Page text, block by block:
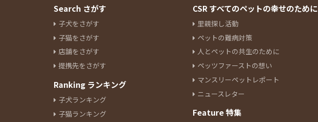
Search さがす
子犬をさがす
子猫をさがす
店舗をさがす
提携先をさがす
Ranking ランキング
子犬ランキング
子猫ランキング
CSR すべてのペットの幸せのために
里親探し活動
ペットの難病対策
人とペットの共生のために
ペッツファーストの想い
マンスリーペットレポート
ニュースレター
Feature 特集